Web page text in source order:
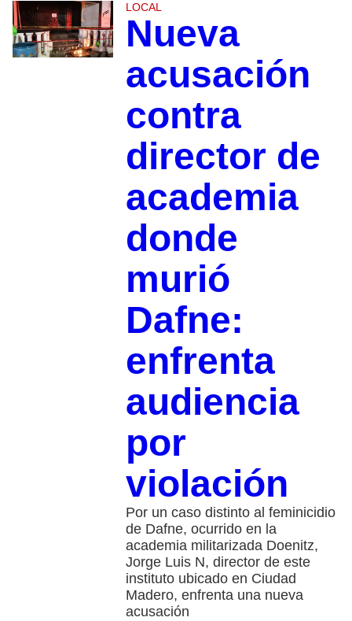
LOCAL
Nueva
acusación
contra
director de
academia
donde
murió
Dafne:
enfrenta
audiencia
por
violación
Por un caso distinto al feminicidio
de Dafne, ocurrido en la
academia militarizada Doenitz,
Jorge Luis N, director de este
instituto ubicado en Ciudad
Madero, enfrenta una nueva
acusación